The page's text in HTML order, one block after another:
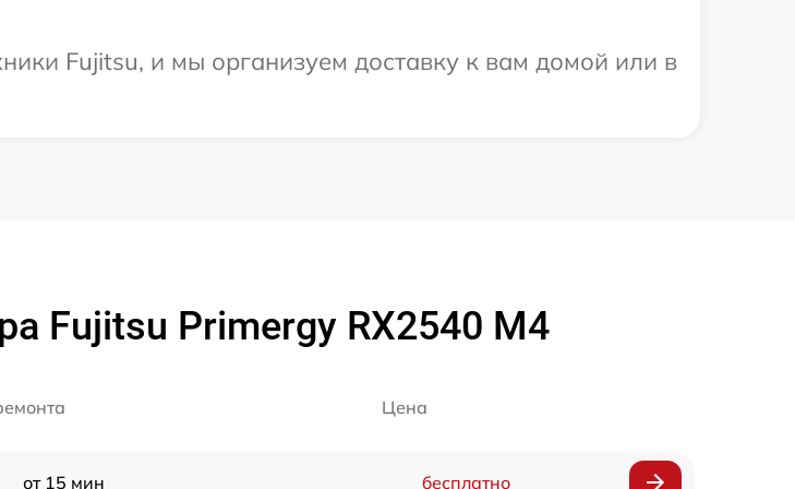
Fujitsu, и мы организуем доставку к вам домой или в
Fujitsu Primergy RX2540 M4
Цена
от 15 мин бесплатно